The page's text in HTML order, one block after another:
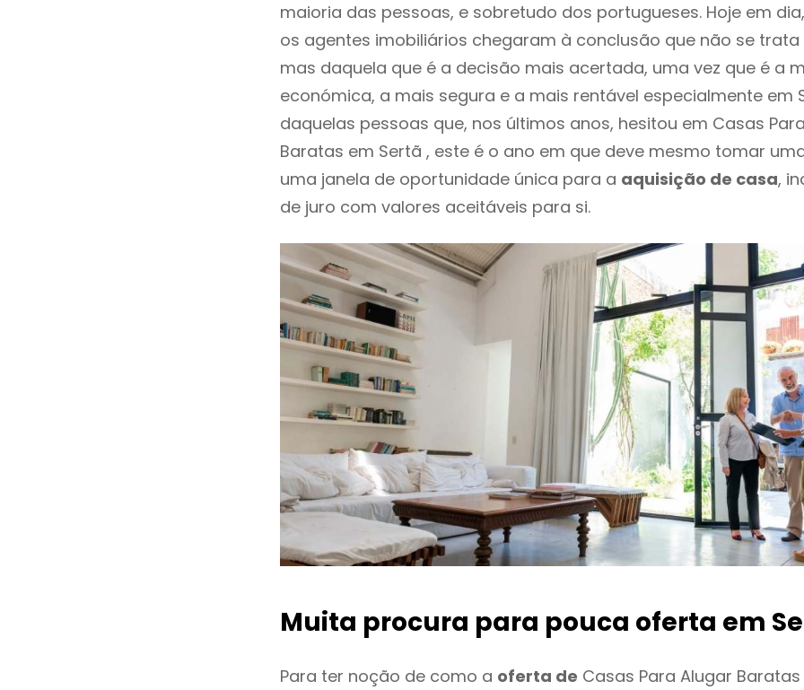
maioria das pessoas, e sobretudo dos portugueses. Hoje em
os agentes imobiliários chegaram à conclusão que não se
mas daquela que é a decisão mais acertada, uma vez que é a
económica, a mais segura e a mais rentável especialmente em
daquelas pessoas que, nos últimos anos, hesitou em Casas
Baratas em Sertã , este é o ano em que deve mesmo tomar
uma janela de oportunidade única para a aquisição de casa,
de juro com valores aceitáveis para si.
Muita procura para pouca oferta em
Para ter noção de como a oferta de Casas Para Alugar